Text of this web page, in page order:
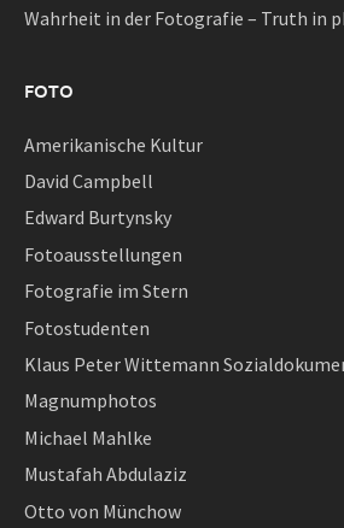
Wahrheit in der Fotografie – Truth in
FOTO
Amerikanische Kultur
David Campbell
Edward Burtynsky
Fotoausstellungen
Fotografie im Stern
Fotostudenten
Klaus Peter Wittemann
Magnumphotos
Michael Mahlke
Mustafah Abdulaziz
Otto von Münchow